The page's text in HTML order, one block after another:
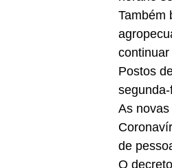
Também
Postos
As
de
O